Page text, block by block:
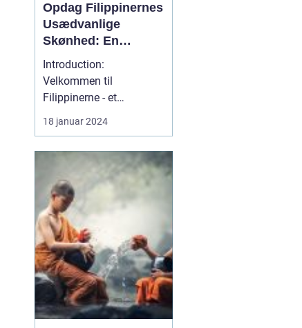
Opdag Filippinernes
Usædvanlige
Skønhed: En
Dybdegående
Rejseguide til
Filippinerne
Introduction:
Velkommen til
Filippinerne - et
fortryllende rejsemål, der
byder på uspoleret natur,
livlige byer og en unik
kultur. Denne
dybdegående rejseguide
er beregnet til rejsende
og eventyrlystne, der
ønsker at udforske Fil...
18 januar 2024